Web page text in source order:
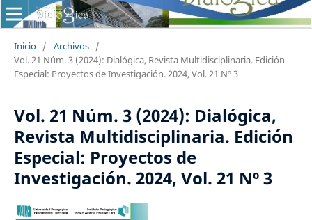
Inicio / Archivos /
Vol. 21 Núm. 3 (2024): Dialógica, Revista Multidisciplinaria. Edición
Especial: Proyectos de Investigación. 2024, Vol. 21 Nº 3
Vol. 21 Núm. 3 (2024): Dialógica,
Revista Multidisciplinaria. Edición
Especial: Proyectos de
Investigación. 2024, Vol. 21 Nº 3